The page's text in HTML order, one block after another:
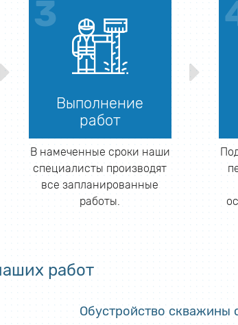
Выполнение
работ
В намеченные сроки наши
специалисты производят
все запланированные
работы.
работ
Обустройство скважины